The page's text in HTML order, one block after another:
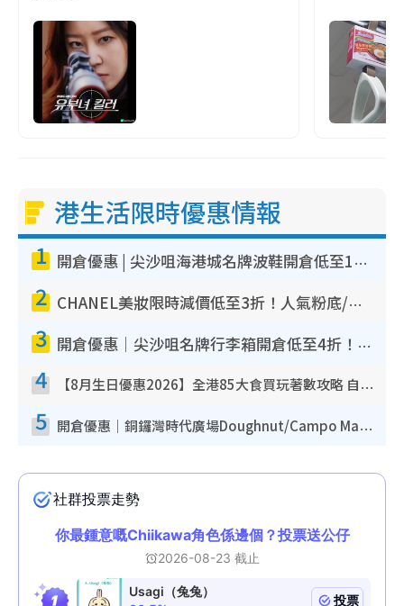
港生活限時優惠情報
1 開倉優惠 | 尖沙咀海港城名牌波鞋開倉低至1折！On鞋$899起／Joy&Peace鞋履$98起
2 CHANEL美妝限時減價低至3折！人氣粉底/唇膏/精華液低至$275！COCO香水都有平
3 開倉優惠｜尖沙咀名牌行李箱開倉低至4折！一連5日 American Tourister/ace./Hallmark $200起！
4 【8月生日優惠2026】全港85大食買玩著數攻略 自助餐/火鍋放題同行免費＋誠品/DONKI送現金券
5 開倉優惠｜銅鑼灣時代廣場Doughnut/Campo Marzio開倉低至1折！背囊、書包、手袋劈價$200起